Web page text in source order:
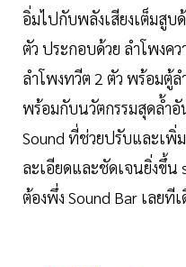
อิ่มไปกับพลังเสียงเต็มสูบ
ตัว ประกอบด้วย ลำโพงค
ลำโพงทวีต 2 ตัว พร้อมตู้
พร้อมกับนวัตกรรมสุดล้ำ
Sound ที่ช่วยปรับและเพิ่
ละเอียดและชัดเจนยิ่งขึ้น
ต้องพึ่ง Sound Bar เลยทีเ